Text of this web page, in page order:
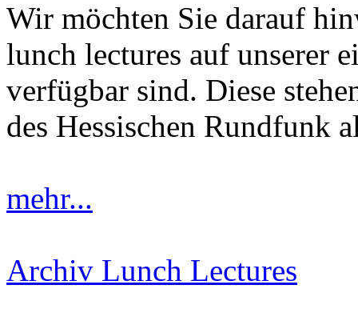
Wir möchten Sie darauf
lunch lectures auf unserer
verfügbar sind. Diese
des Hessischen Rundfunk
mehr...
Archiv Lunch Lectures